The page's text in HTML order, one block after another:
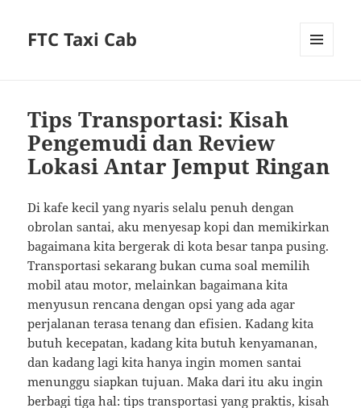
FTC Taxi Cab
Tips Transportasi: Kisah
Pengemudi dan Review
Lokasi Antar Jemput Ringan
Di kafe kecil yang nyaris selalu penuh dengan
obrolan santai, aku menyesap kopi dan memikirkan
bagaimana kita bergerak di kota besar tanpa pusing.
Transportasi sekarang bukan cuma soal memilih
mobil atau motor, melainkan bagaimana kita
menyusun rencana dengan opsi yang ada agar
perjalanan terasa tenang dan efisien. Kadang kita
butuh kecepatan, kadang kita butuh kenyamanan,
dan kadang lagi kita hanya ingin momen santai
menunggu siapkan tujuan. Maka dari itu aku ingin
berbagi tiga hal: tips transportasi yang praktis, kisah